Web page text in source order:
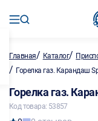
Главная/ Каталог/
/ Горелка газ. Карандаш
Горелка газ.
Код товара: 53857